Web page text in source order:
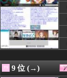
08/08 16:07
08/08 16:05
08/08 16:02
08/08 16:00
08/08 15:53
08/08 15:48
08/08 15:12
08/08 15:05
9 位 (→)